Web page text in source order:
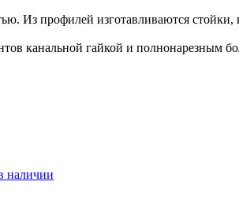
Из профилей изготавливаются
канальной гайкой и полнонарезным
наличии